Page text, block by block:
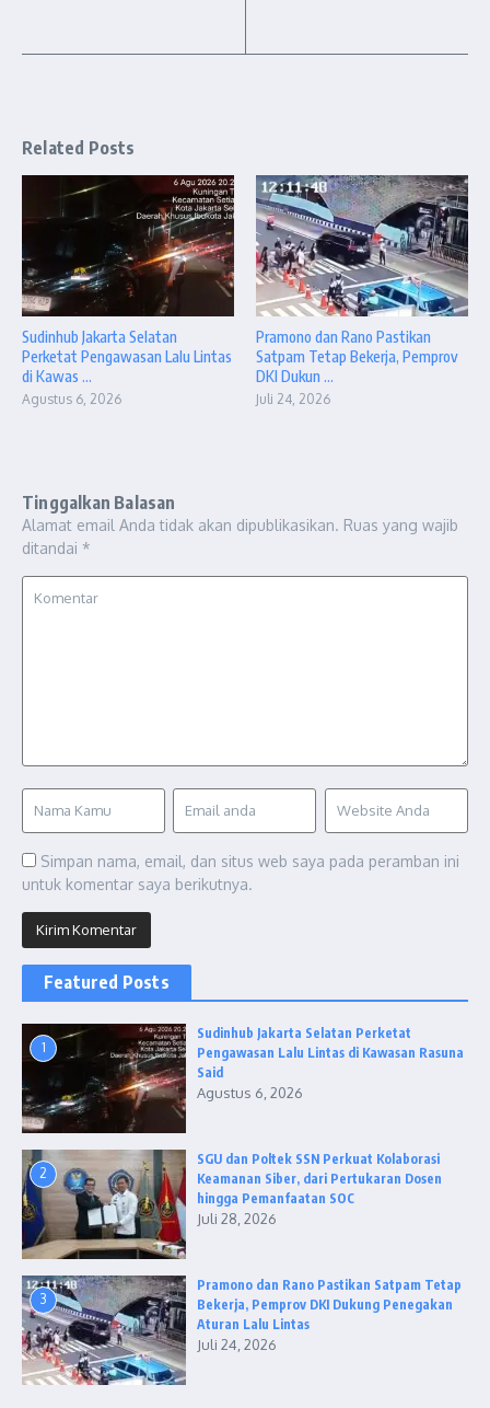
Related Posts
Sudinhub Jakarta Selatan
Perketat Pengawasan Lalu Lintas
di Kawas ...
Agustus 6, 2026
Pramono dan Rano Pastikan
Satpam Tetap Bekerja, Pemprov
DKI Dukun ...
Juli 24, 2026
Tinggalkan Balasan
Alamat email Anda tidak akan dipublikasikan. Ruas yang wajib
ditandai *
Simpan nama, email, dan situs web saya pada peramban ini
untuk komentar saya berikutnya.
Featured Posts
1
Sudinhub Jakarta Selatan Perketat
Pengawasan Lalu Lintas di Kawasan Rasuna
Said
Agustus 6, 2026
2
SGU dan Poltek SSN Perkuat Kolaborasi
Keamanan Siber, dari Pertukaran Dosen
hingga Pemanfaatan SOC
Juli 28, 2026
3
Pramono dan Rano Pastikan Satpam Tetap
Bekerja, Pemprov DKI Dukung Penegakan
Aturan Lalu Lintas
Juli 24, 2026